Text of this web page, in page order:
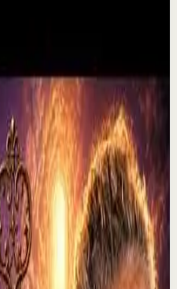
mi | Por el Placer
a este video y sigue mi
de mis estrenos. Si
la c...